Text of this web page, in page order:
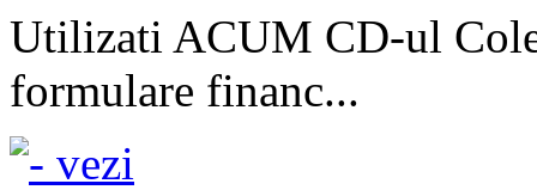
Utilizati ACUM CD-ul
formulare financ...